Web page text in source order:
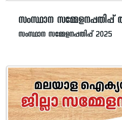
സംസ്ഥാന സമ്മേളനപ്പതിപ്പ്
സംസ്ഥാന സമ്മേളനപ്പതിപ്പ് 2025